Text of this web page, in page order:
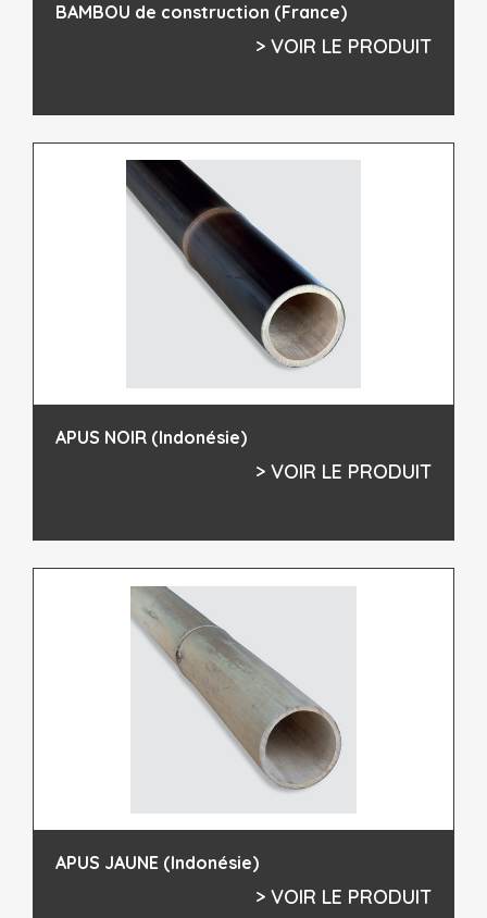
BAMBOU de construction (France)
> VOIR LE PRODUIT
APUS NOIR (Indonésie)
> VOIR LE PRODUIT
APUS JAUNE (Indonésie)
> VOIR LE PRODUIT